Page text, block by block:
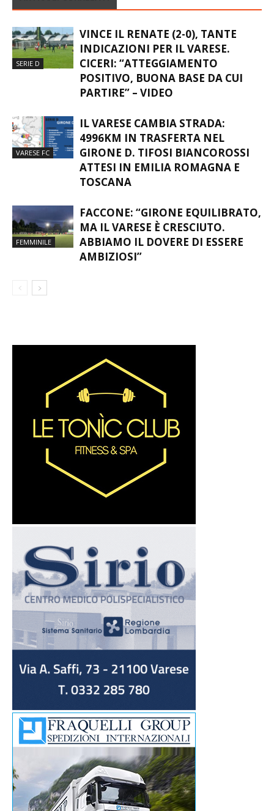
ARTICOLI CORRELATI
VINCE IL RENATE (2-0), TANTE
INDICAZIONI PER IL VARESE.
POSITIVO, BUONA BASE DA CUI
PARTIRE” – VIDEO
IL VARESE CAMBIA STRADA:
4996KM IN TRASFERTA NEL
ATTESI IN EMILIA ROMAGNA E
TOSCANA
FEMMINILE
FACCONE: “GIRONE EQUILIBRATO,